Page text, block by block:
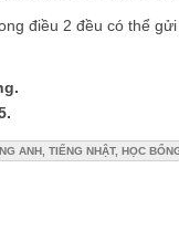
điều 2 đều có thể
ANH, TIẾNG NHẬT, HỌC